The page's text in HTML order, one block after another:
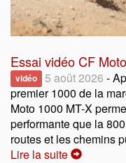
Essai vidéo CF
vidéo 5 août 2026 -
premier 1000 de la
Moto 1000 MT-X
performante que la
routes et les chemins
Lire la suite